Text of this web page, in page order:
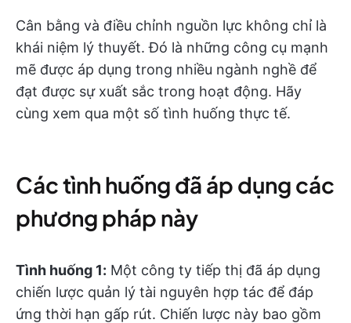
Cân bằng và điều chỉnh nguồn lực không chỉ là
khái niệm lý thuyết. Đó là những công cụ mạnh
mẽ được áp dụng trong nhiều ngành nghề để
đạt được sự xuất sắc trong hoạt động. Hãy
cùng xem qua một số tình huống thực tế.
Các tình huống đã áp dụng các
phương pháp này
Tình huống 1: Một công ty tiếp thị đã áp dụng
chiến lược quản lý tài nguyên hợp tác để đáp
ứng thời hạn gấp rút. Chiến lược này bao gồm